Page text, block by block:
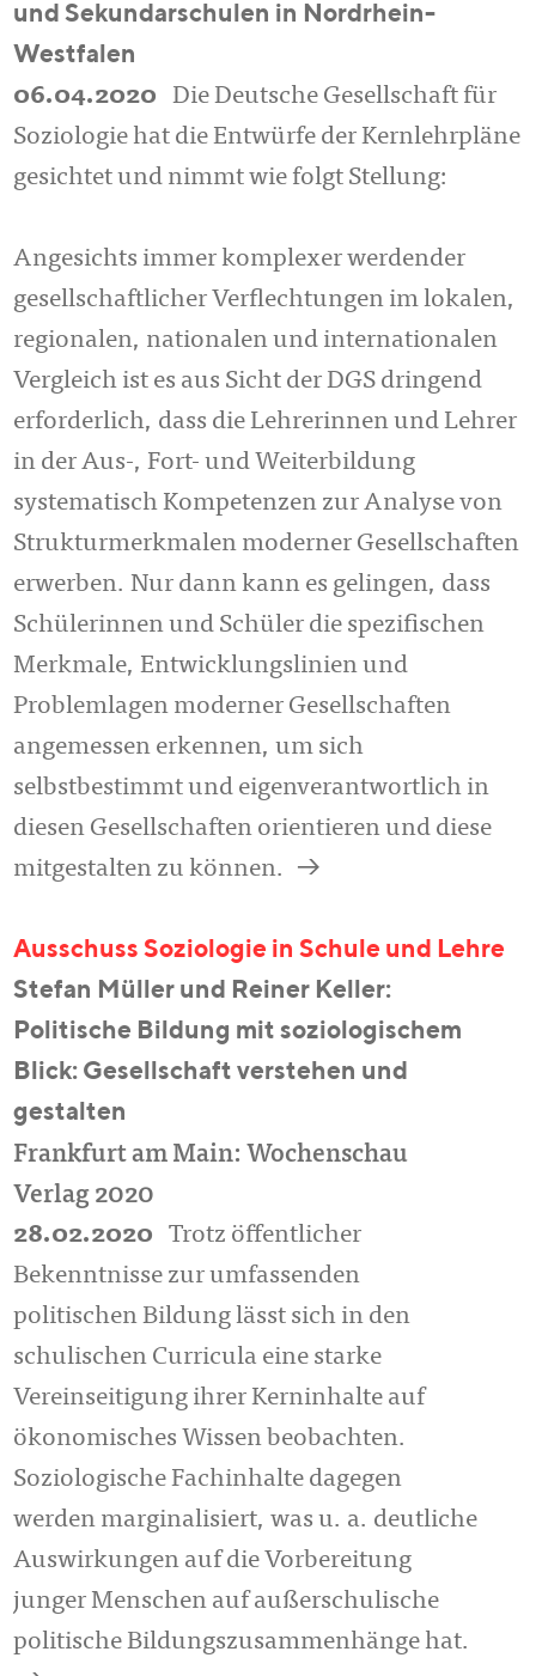
und Sekundarschulen in Nordrhein-
Westfalen
06.04.2020
Die Deutsche Gesellschaft für
Soziologie hat die Entwürfe der Kernlehrpläne
gesichtet und nimmt wie folgt Stellung:
Angesichts immer komplexer werdender
gesellschaftlicher Verflechtungen im lokalen,
regionalen, nationalen und internationalen
Vergleich ist es aus Sicht der DGS dringend
erforderlich, dass die Lehrerinnen und Lehrer
in der Aus-, Fort- und Weiterbildung
systematisch Kompetenzen zur Analyse von
Strukturmerkmalen moderner Gesellschaften
erwerben. Nur dann kann es gelingen, dass
Schülerinnen und Schüler die spezifischen
Merkmale, Entwicklungslinien und
Problemlagen moderner Gesellschaften
angemessen erkennen, um sich
selbstbestimmt und eigenverantwortlich in
diesen Gesellschaften orientieren und diese
mitgestalten zu können.
a
Ausschuss Soziologie in Schule und Lehre
Stefan Müller und Reiner Keller:
Politische Bildung mit soziologischem
Blick: Gesellschaft verstehen und
gestalten
Frankfurt am Main: Wochenschau
Verlag 2020
28.02.2020
Trotz öffentlicher
Bekenntnisse zur umfassenden
politischen Bildung lässt sich in den
schulischen Curricula eine starke
Vereinseitigung ihrer Kerninhalte auf
ökonomisches Wissen beobachten.
Soziologische Fachinhalte dagegen
werden marginalisiert, was u. a. deutliche
Auswirkungen auf die Vorbereitung
junger Menschen auf außerschulische
politische Bildungszusammenhänge hat.